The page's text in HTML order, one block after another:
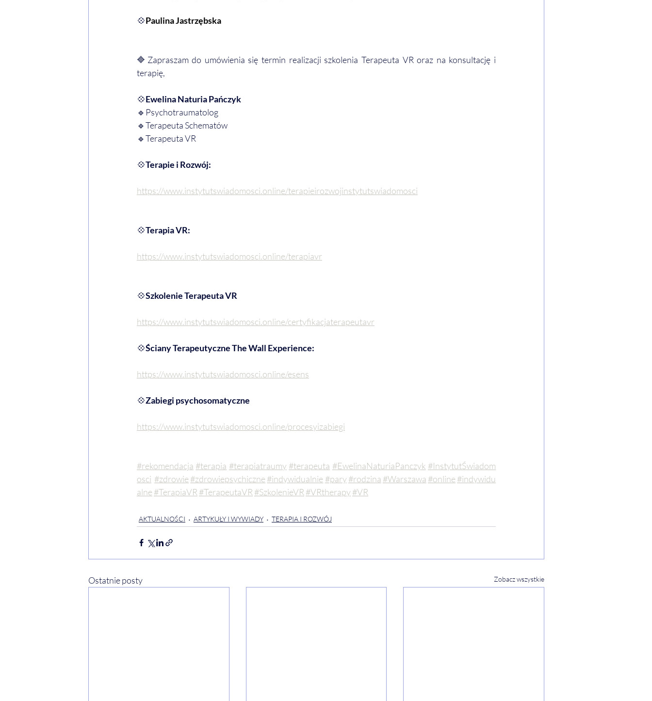
💠Paulina Jastrzębska
🔷Zapraszam do umówienia się termin realizacji szkolenia Terapeuta VR oraz na konsultację i
terapię,
💠Ewelina Naturia Pańczyk
🔹Psychotraumatolog
🔹Terapeuta Schematów
🔹Terapeuta VR
💠Terapie i Rozwój:
https://www.instytutswiadomosci.online/terapieirozwojinstytutswiadomosci
💠Terapia VR:
https://www.instytutswiadomosci.online/terapiavr
💠Szkolenie Terapeuta VR
https://www.instytutswiadomosci.online/certyfikacjaterapeutavr
💠Ściany Terapeutyczne The Wall Experience:
https://www.instytutswiadomosci.online/esens
💠Zabiegi psychosomatyczne
https://www.instytutswiadomosci.online/procesyizabiegi
#rekomendacja #terapia #terapiatraumy #terapeuta #EwelinaNaturiaPanczyk #InstytutŚwiadom
osci #zdrowie #zdrowiepsychiczne #indywidualnie #pary#rodzina #Warszawa #online #indywidu
alne #TerapiaVR #TerapeutaVR #SzkolenieVR #VRtherapy#VR
AKTUALNOŚCI ARTYKUŁY I WYWIADY TERAPIA I ROZWÓJ
Ostatnie posty Zobacz wszystkie